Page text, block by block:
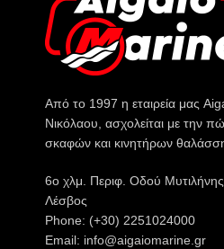
Από το 1997 η εταιρεία μας
Νικόλαου, ασχολείται με την
σκαφών και κινητήρων
6o χλμ. Περιφ. Οδού
Λέσβος
Phone: (+30) 2251024000
Email: info@aigaiomarine.gr